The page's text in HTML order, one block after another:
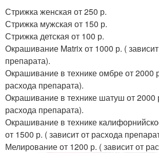
Стрижка женская от 250 р.
Стрижка мужская от 150 р.
Стрижка детская от 100 р.
Окрашивание Matrix от 1000 р. (
препарата).
Окрашивание в технике омбре от 2000
расхода препарата).
Окрашивание в технике шатуш от 2000
расхода препарата).
Окрашивание в технике
от 1500 р. ( зависит от расхода
Мелирование от 1200 р. ( зависит от